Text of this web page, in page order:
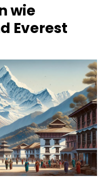
wie
Everest